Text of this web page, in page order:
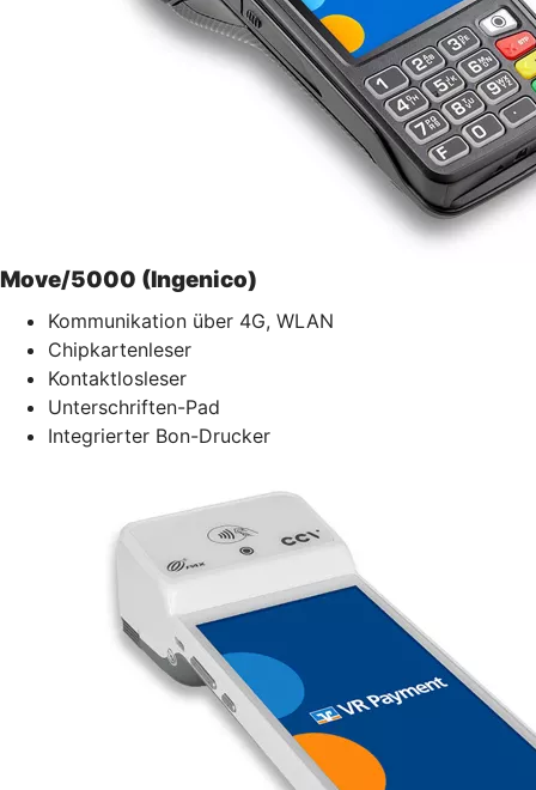
Move/5000 (Ingenico)
Kommunikation über 4G, WLAN
Chipkartenleser
Kontaktlosleser
Unterschriften-Pad
Integrierter Bon-Drucker